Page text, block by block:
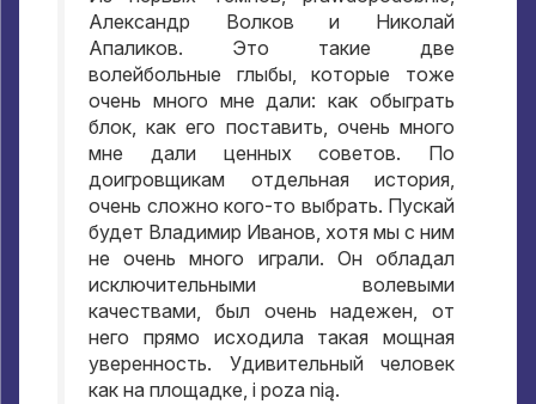
Александр Волков и Николай
Апаликов. Это такие две
волейбольные глыбы,которые тоже
очень много мне дали:как обыграть
блок,как его поставить, очень много
мне дали ценных советов. По
доигровщикам отдельная история,
очень сложно кого-то выбрать. Пускай
будет Владимир Иванов, хотя мы с ним
не очень много играли. Он обладал
исключительными волевыми
качествами, был очень надежен, от
него прямо исходила такая мощная
уверенность. Удивительный человек
как на площадке, i poza nią.